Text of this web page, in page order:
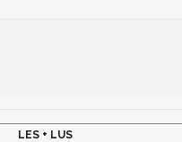
LES + LUS